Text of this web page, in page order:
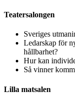
Teatersalongen
Sveriges
Ledarskap för
hållbarhet?
Hur kan
Så vinner
Lilla matsalen